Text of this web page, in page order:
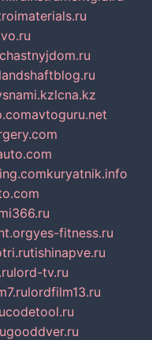
chastnyjdom.ru
landshaftblog.ru
lcna.kz
avtoguru.net
kuryatnik.info
yes-fitness.ru
tishinapve.ru
lord-tv.ru
lordfilm13.ru
codetool.ru
gooddver.ru